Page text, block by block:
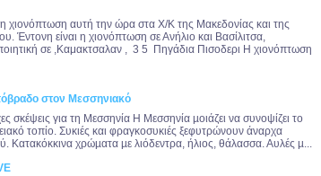
χιονόπτωση αυτή την ώρα στα Χ/Κ της Μακεδονίας και της
Έντονη είναι η χιονόπτωση σε Ανήλιο και Bασίλιτσα,
σε ,Καμακτσαλαν , 3 5 Πηγάδια Πισοδερι Η χιονόπτωση
στον Μεσσηνιακό
σκέψεις για τη Μεσσηνία Η Μεσσηνία µοιάζει να συνοψίζει το
τοπίο. Συκιές και φραγκοσυκιές ξεφυτρώνουν άναρχα
Κατακόκκινα χρώµατα µε λιόδεντρα, ήλιος, θάλασσα. Αυλές µ...